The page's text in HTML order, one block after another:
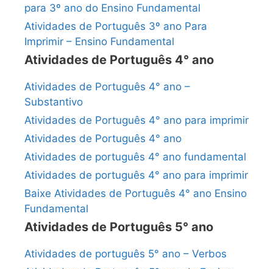
para 3º ano do Ensino Fundamental
Atividades de Português 3º ano Para
Imprimir – Ensino Fundamental
Atividades de Português 4° ano
Atividades de Português 4° ano –
Substantivo
Atividades de Português 4° ano para imprimir
Atividades de Português 4° ano
Atividades de português 4° ano fundamental
Atividades de português 4° ano para imprimir
Baixe Atividades de Português 4° ano Ensino
Fundamental
Atividades de Português 5° ano
Atividades de português 5° ano – Verbos